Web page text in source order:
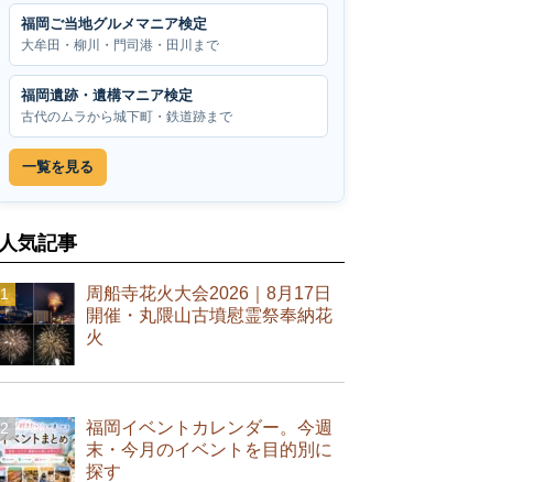
福岡ご当地グルメマニア検定
大牟田・柳川・門司港・田川まで
福岡遺跡・遺構マニア検定
古代のムラから城下町・鉄道跡まで
一覧を見る
人気記事
周船寺花火大会2026｜8月17日
開催・丸隈山古墳慰霊祭奉納花
火
福岡イベントカレンダー。今週
末・今月のイベントを目的別に
探す